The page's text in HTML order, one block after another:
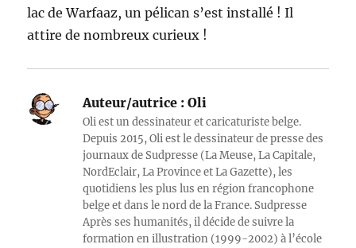
lac de Warfaaz, un pélican s’est installé ! Il
attire de nombreux curieux !
Auteur/autrice : Oli
Oli est un dessinateur et caricaturiste belge.
Depuis 2015, Oli est le dessinateur de presse des
journaux de Sudpresse (La Meuse, La Capitale,
NordEclair, La Province et La Gazette), les
quotidiens les plus lus en région francophone
belge et dans le nord de la France. Sudpresse
Après ses humanités, il décide de suivre la
formation en illustration (1999-2002) à l’école